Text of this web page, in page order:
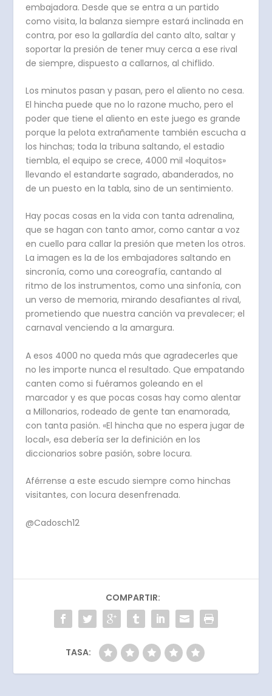
embajadora. Desde que se entra a un partido
como visita, la balanza siempre estará inclinada en
contra, por eso la gallardía del canto alto, saltar y
soportar la presión de tener muy cerca a ese rival
de siempre, dispuesto a callarnos, al chiflido.
Los minutos pasan y pasan, pero el aliento no cesa.
El hincha puede que no lo razone mucho, pero el
poder que tiene el aliento en este juego es grande
porque la pelota extrañamente también escucha a
los hinchas; toda la tribuna saltando, el estadio
tiembla, el equipo se crece, 4000 mil «loquitos»
llevando el estandarte sagrado, abanderados, no
de un puesto en la tabla, sino de un sentimiento.
Hay pocas cosas en la vida con tanta adrenalina,
que se hagan con tanto amor, como cantar a voz
en cuello para callar la presión que meten los otros.
La imagen es la de los embajadores saltando en
sincronía, como una coreografía, cantando al
ritmo de los instrumentos, como una sinfonía, con
un verso de memoria, mirando desafiantes al rival,
prometiendo que nuestra canción va prevalecer; el
carnaval venciendo a la amargura.
A esos 4000 no queda más que agradecerles que
no les importe nunca el resultado. Que empatando
canten como si fuéramos goleando en el
marcador y es que pocas cosas hay como alentar
a Millonarios, rodeado de gente tan enamorada,
con tanta pasión. «El hincha que no espera jugar de
local», esa debería ser la definición en los
diccionarios sobre pasión, sobre locura.
Aférrense a este escudo siempre como hinchas
visitantes, con locura desenfrenada.
@Cadosch12
COMPARTIR:
TASA: